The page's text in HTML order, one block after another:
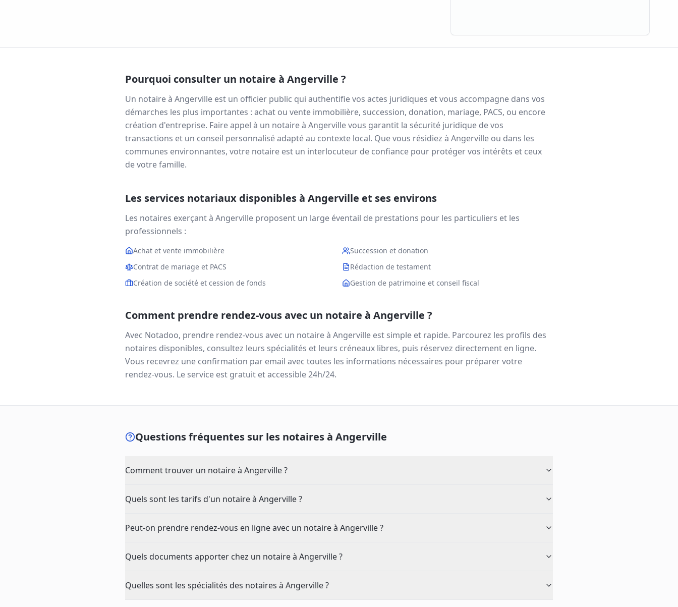
Pourquoi consulter un notaire à Angerville ?
Un notaire à Angerville est un officier public qui authentifie vos actes juridiques et vous accompagne dans vos
démarches les plus importantes : achat ou vente immobilière, succession, donation, mariage, PACS, ou encore
création d'entreprise. Faire appel à un notaire à Angervillevous garantit la sécurité juridique de vos
transactions et un conseil personnalisé adapté au contexte local. Que vous résidiez à Angerville ou dans les
communes environnantes, votre notaire est un interlocuteur de confiance pour protéger vos intérêts et ceux
de votre famille.
Les services notariaux disponibles à Angerville et ses environs
Les notaires exerçant à Angerville proposent un large éventail de prestations pour les particuliers et les
professionnels :
Achat et vente immobilière
Succession et donation
Contrat de mariage et PACS
Rédaction de testament
Création de société et cession de fonds
Gestion de patrimoine et conseil fiscal
Comment prendre rendez-vous avec un notaire à Angerville ?
Avec Notadoo, prendre rendez-vous avec un notaire à Angerville est simple et rapide. Parcourez les profils des
notaires disponibles, consultez leurs spécialités et leurs créneaux libres, puis réservez directement en ligne.
Vous recevrez une confirmation par email avec toutes les informations nécessaires pour préparer votre
rendez-vous. Le service est gratuit et accessible 24h/24.
Questions fréquentes sur les notaires à Angerville
Comment trouver un notaire à Angerville ?
Quels sont les tarifs d'un notaire à Angerville ?
Peut-on prendre rendez-vous en ligne avec un notaire à Angerville ?
Quels documents apporter chez un notaire à Angerville ?
Quelles sont les spécialités des notaires à Angerville ?